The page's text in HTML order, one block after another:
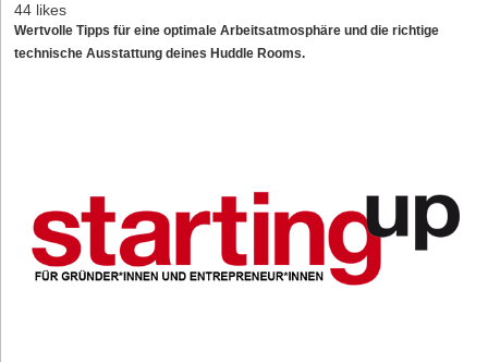
44 likes
Wertvolle Tipps für eine optimale Arbeitsatmosphäre und die richtige
technische Ausstattung deines Huddle Rooms.